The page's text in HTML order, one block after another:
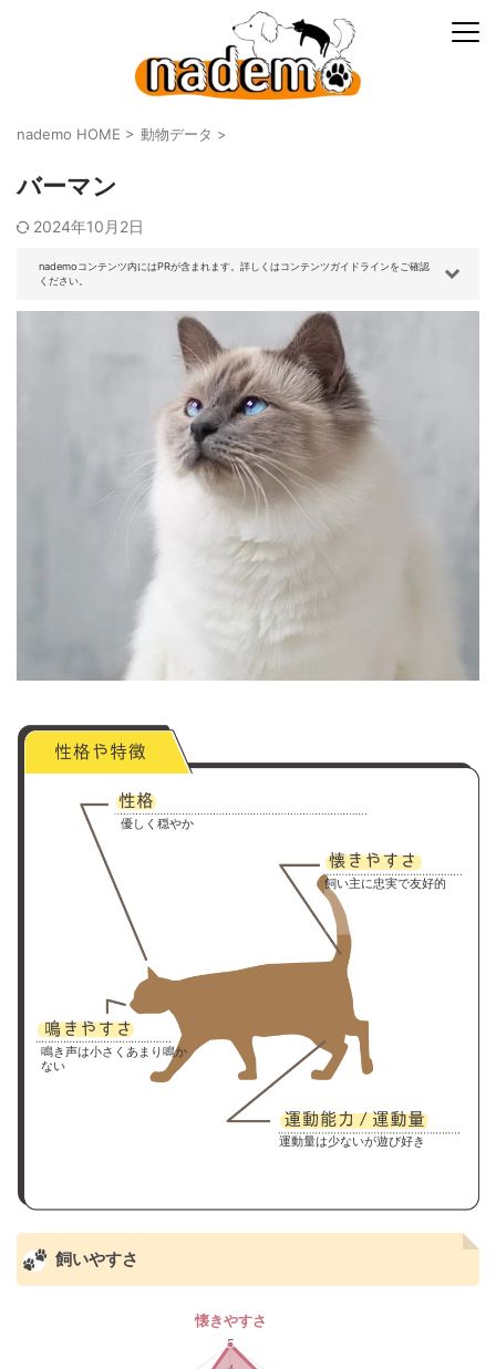
nademo HOME > 動物データ >
バーマン
2024年10月2日
nademoコンテンツ内にはPRが含まれます。詳しくはコンテンツガイドラインをご確認
ください。
優しく穏やか
飼い主に忠実で友好的
鳴き声は小さくあまり鳴か
ない
運動量は少ないが遊び好き
飼いやすさ